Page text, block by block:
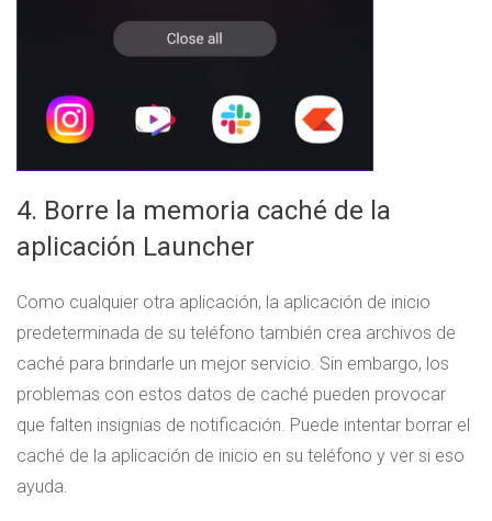
4. Borre la memoria caché de la
aplicación Launcher
Como cualquier otra aplicación, la aplicación de inicio
predeterminada de su teléfono también crea archivos de
caché para brindarle un mejor servicio. Sin embargo, los
problemas con estos datos de caché pueden provocar
que falten insignias de notificación. Puede intentar borrar el
caché de la aplicación de inicio en su teléfono y ver si eso
ayuda.